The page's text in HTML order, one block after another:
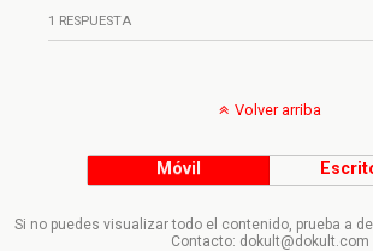
1 RESPUESTA
Volver arriba
Móvil
Si no puedes visualizar todo el contenido, prueba a
Contacto: dokult@dokult.com